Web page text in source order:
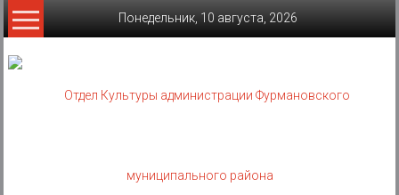
Skip
to
Понедельник, 10 августа, 2026